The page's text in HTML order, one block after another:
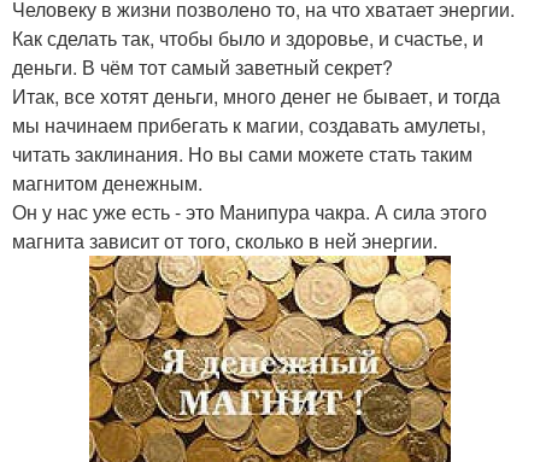
Человеку в жизни позволено то, на что хватает энергии.
Как сделать так, чтобы было и здоровье, и счастье, и
деньги. В чём тот самый заветный секрет?
Итак, все хотят деньги, много денег не бывает, и тогда
мы начинаем прибегать к магии, создавать амулеты,
читать заклинания. Но вы сами можете стать таким
магнитом денежным.
Он у нас уже есть - это Манипура чакра. А сила этого
магнита зависит от того, сколько в ней энергии.